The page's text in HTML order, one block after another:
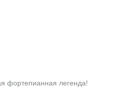
фортепианная легенда!